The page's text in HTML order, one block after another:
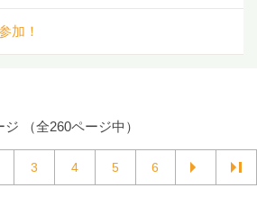
加！
ジ （全260ページ中）
3 4 5 6